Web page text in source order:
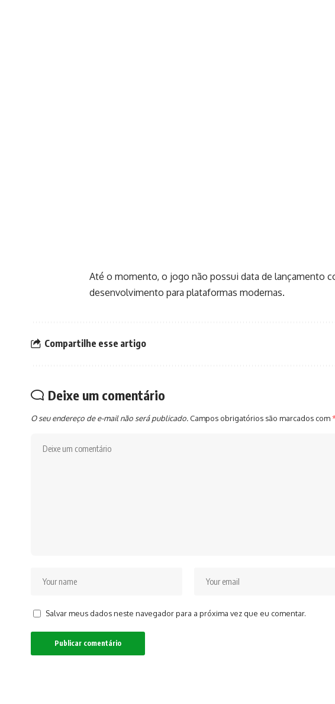
Até o momento, o jogo não possui data de lançamento
desenvolvimento para plataformas modernas.
Compartilhe esse artigo
Deixe um comentário
O seu endereço de e-mail não será publicado. Campos obrigatórios são marcados com
Salvar meus dados neste navegador para a próxima vez que eu comentar.